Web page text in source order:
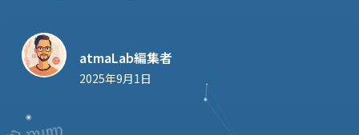
atmaLab編集者
2025年9月1日